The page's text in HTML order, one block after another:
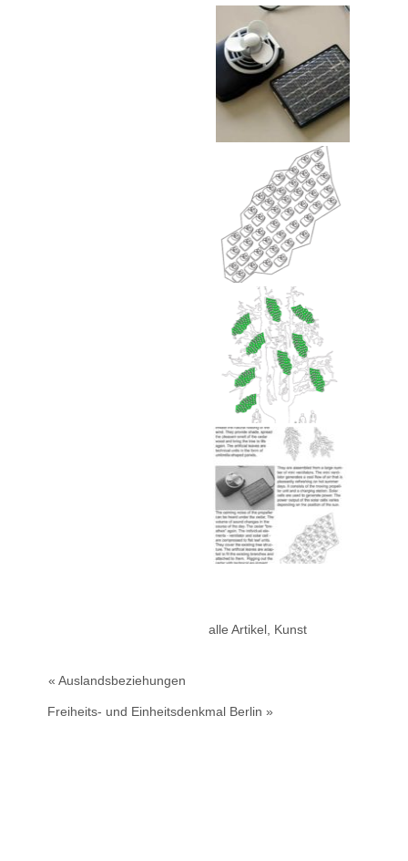
alle Artikel, Kunst
« Auslandsbeziehungen
Freiheits- und Einheitsdenkmal Berlin »